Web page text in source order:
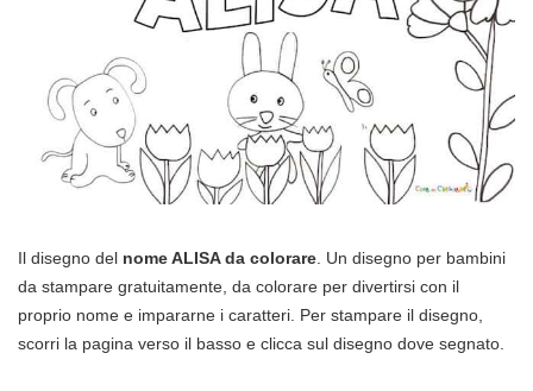
Il disegno del nome ALISA da colorare . Un disegno per bambini
da stampare gratuitamente, da colorare per divertirsi con il
proprio nome e impararne i caratteri. Per stampare il disegno,
scorri la pagina verso il basso e clicca sul disegno dove segnato.